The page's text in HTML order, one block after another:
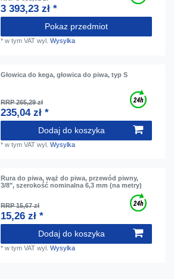
3 393,23 zł *
Pokaz przedmiot
*w tym VAT wyl.Wysylka
Głowica do kega, głowica do piwa, typ S
RRP 265,29 zł
235,04 zł *
Dodaj do koszyka
*w tym VAT wyl.Wysylka
Rura do piwa, wąż do piwa, przewód piwny,
3/8", szerokość nominalna 6,3 mm (na metry)
RRP 15,67 zł
15,26 zł *
Dodaj do koszyka
*w tym VAT wyl.Wysylka